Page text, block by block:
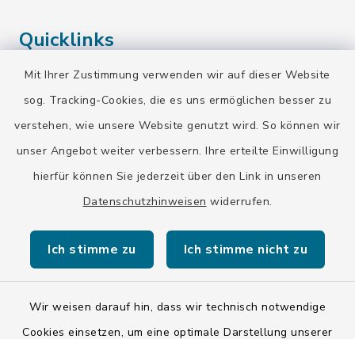
Mit Ihrer Zustimmung verwenden wir auf dieser Website
sog. Tracking-Cookies, die es uns ermöglichen besser zu
verstehen, wie unsere Website genutzt wird. So können wir
unser Angebot weiter verbessern. Ihre erteilte Einwilligung
hierfür können Sie jederzeit über den Link in unseren
Datenschutzhinweisen widerrufen.
Ich stimme zu Ich stimme nicht zu
Wir weisen darauf hin, dass wir technisch notwendige
Cookies einsetzen, um eine optimale Darstellung unserer
Quicklinks
Landratsamt Bad Tölz-Wolfratshausen
BayernPortal
Kontakt
Barrierefreiheit